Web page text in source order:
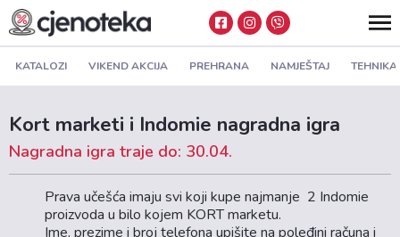
KATALOZI VIKEND AKCIJA PREHRANA NAMJEŠTAJ TEHNIKA
Kort marketi i Indomie nagradna igra
Nagradna igra traje do: 30.04.
Prava učešća imaju svi koji kupe najmanje 2 Indomie
proizvoda u bilo kojem KORT marketu.
Ime, prezime i broj telefona upišite na poleđini računa i